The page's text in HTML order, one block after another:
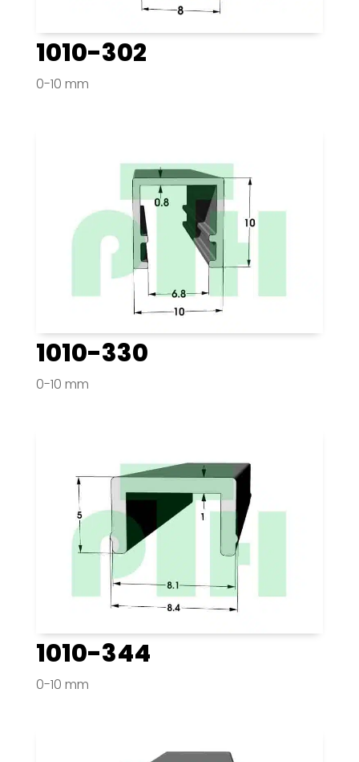
1010-302
0-10 mm
1010-330
0-10 mm
1010-344
0-10 mm